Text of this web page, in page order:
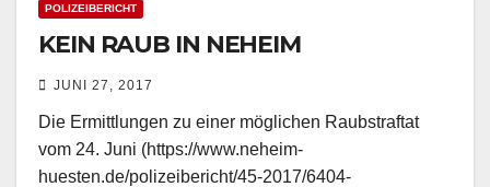
POLIZEIBERICHT
KEIN RAUB IN NEHEIM
JUNI 27, 2017
Die Ermittlungen zu einer möglichen Raubstraftat
vom 24. Juni (https://www.neheim-
huesten.de/polizeibericht/45-2017/6404-